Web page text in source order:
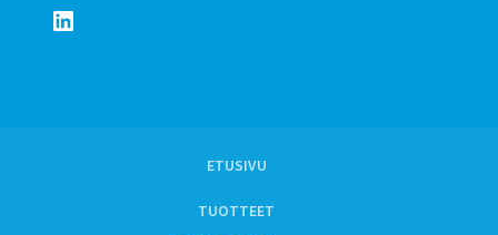
LinkedIn
ETUSIVU
TUOTTEET